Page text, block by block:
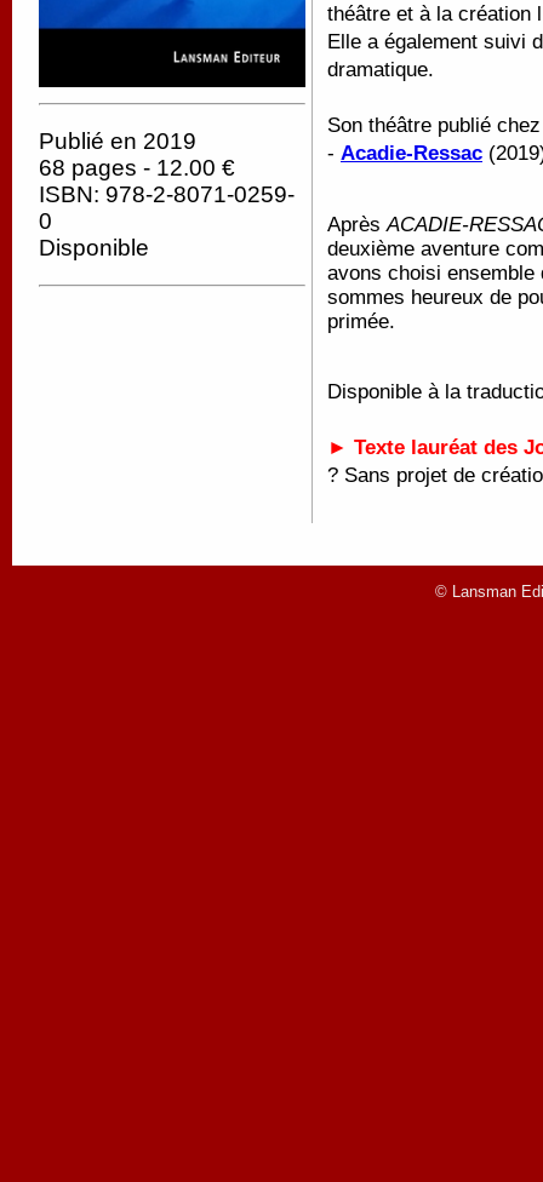
Publié en 2019
68 pages - 12.00 €
ISBN: 978-2-8071-0259-
0
Disponible
théâtre et à la création
Elle a également suivi
dramatique.
Son théâtre publié
- Acadie-Ressac
Après ACADIE-
deuxième aventure
avons choisi ensemble
sommes heureux de
primée.
Disponible à la
► Texte lauréat des
? Sans projet de
© Lansman